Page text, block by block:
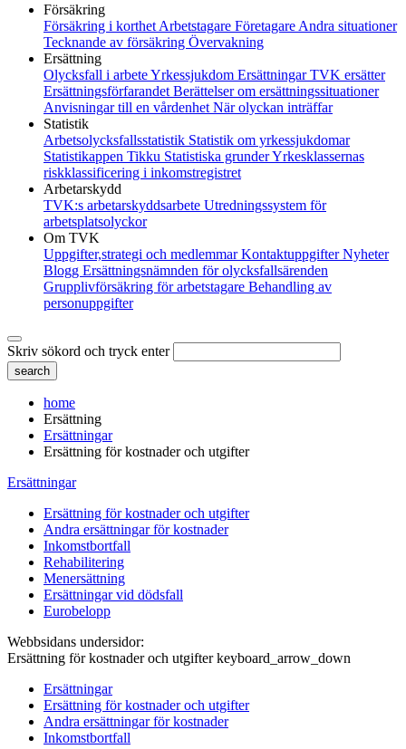
Försäkring
Försäkring i korthet Arbetstagare Företagare Andra situationer
Tecknande av försäkring Övervakning
Ersättning
Olycksfall i arbeteYrkessjukdom ErsättningarTVK ersätter
Ersättningsförfarandet Berättelser om ersättningssituationer
Anvisningar till en vårdenhet När olyckan inträffar
Statistik
Arbetsolycksfallsstatistik Statistik om yrkessjukdomar
Statistikappen Tikku Statistiska grunderYrkesklassernas
riskklassificering i inkomstregistret
Arbetarskydd
TVK:s arbetarskyddsarbete Utredningssystem för
arbetsplatsolyckor
Om TVK
Uppgifter,strategi och medlemmarKontaktuppgifterNyheter
Blogg Ersättningsnämnden för olycksfallsärenden
Grupplivförsäkring för arbetstagare Behandling av
personuppgifter
Skriv sökord och tryck enter
home
Ersättning
Ersättningar
Ersättning för kostnader och utgifter
Ersättningar
Ersättning för kostnader och utgifter
Andra ersättningar för kostnader
Inkomstbortfall
Rehabilitering
Menersättning
Ersättningar vid dödsfall
Eurobelopp
Webbsidans undersidor:
Ersättning för kostnader och utgifter keyboard_arrow_down
Ersättningar
Ersättning för kostnader och utgifter
Andra ersättningar för kostnader
Inkomstbortfall